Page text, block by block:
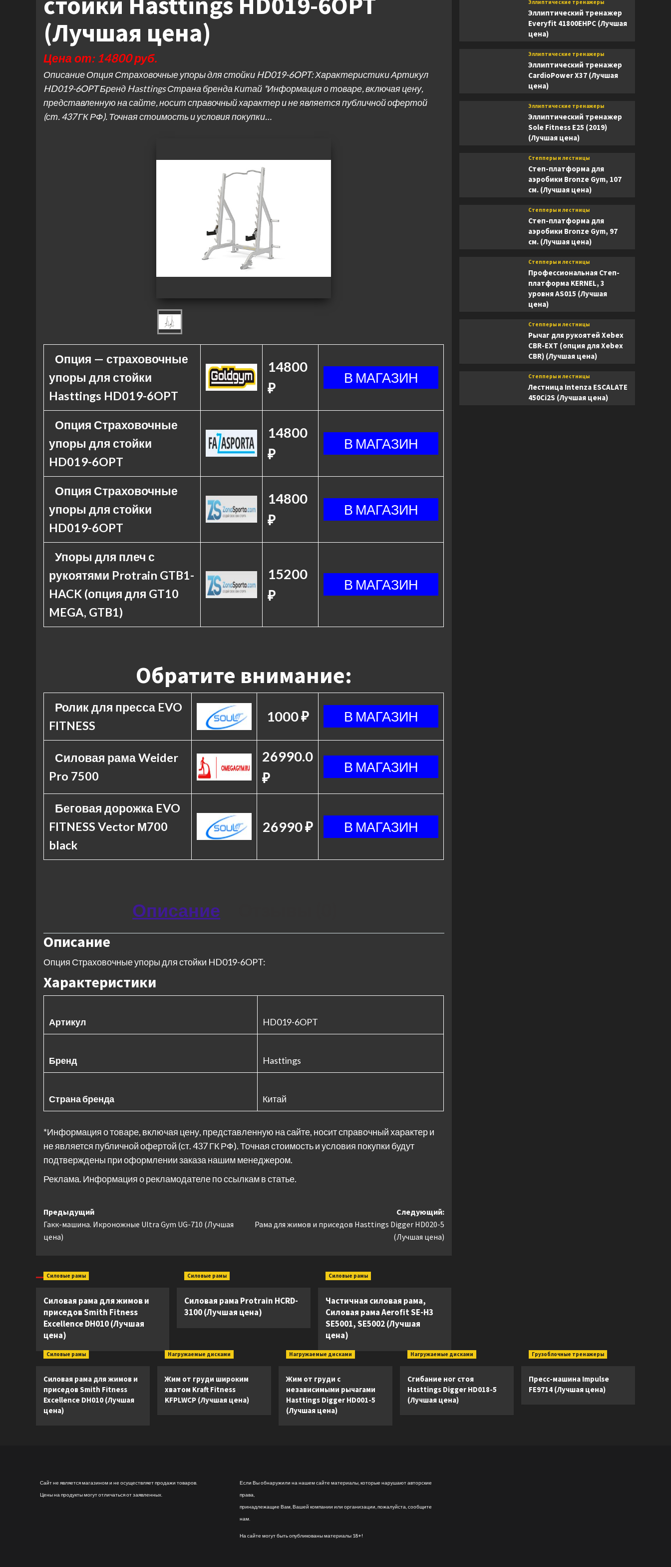
(Лучшая цена)
Цена от: 14800 руб.
Описание Опция Страховочные упоры для стойки HD019-6OPT: Характеристики Артикул
HD019-6OPT Бренд Hasttings Страна бренда Китай *Информация о товаре, включая цену,
представленную на сайте, носит справочный характер и не является публичной офертой
(ст. 437 ГК РФ). Точная стоимость и условия покупки…
Опция — страховочные
упоры для стойки
Hasttings HD019-6OPT
14800
₽
Опция Страховочные
упоры для стойки
HD019-6OPT
14800
₽
Опция Страховочные
упоры для стойки
HD019-6OPT
14800
₽
Упоры для плеч с
рукоятями Protrain GTB1-
HACK (опция для GT10
MEGA, GTB1)
15200
₽
Обратите внимание:
Ролик для пресса EVO
FITNESS
1000 ₽
Силовая рама Weider
Pro 7500
26990.0
₽
Беговая дорожка EVO
FITNESS Vector М700
black
26990 ₽
Описание
Описание
Опция Страховочные упоры для стойки HD019-6OPT:
Характеристики
Артикул HD019-6OPT
Бренд Hasttings
Страна бренда Китай
*Информация о товаре, включая цену, представленную на сайте, носит справочный характер и
не является публичной офертой (ст. 437 ГК РФ). Точная стоимость и условия покупки будут
подтверждены при оформлении заказа нашим менеджером.
Реклама. Информация о рекламодателе по ссылкам в статье.
Навигация
записи
Предыдущий
Гакк-машина. Икроножные Ultra Gym UG-710 (Лучшая
цена)
Следующий:
Рама для жимов и приседов Hasttings Digger HD020-5
(Лучшая цена)
Силовые рамы
Силовая рама для жимов и
приседов Smith Fitness
Excellence DH010 (Лучшая
цена)
Силовые рамы
Силовая рама Protrain HCRD-
3100 (Лучшая цена)
Силовые рамы
Частичная силовая рама,
Силовая рама Aerofit SE-H3
SE5001, SE5002 (Лучшая
цена)
Эллиптические тренажеры
Эллиптический тренажер
Everyfit 41800EHPC (Лучшая
цена)
Эллиптические тренажеры
Эллиптический тренажер
CardioPower X37 (Лучшая
цена)
Эллиптические тренажеры
Эллиптический тренажер
Sole Fitness E25 (2019)
(Лучшая цена)
Степперы и лестницы
Степ-платформа для
аэробики Bronze Gym, 107
см. (Лучшая цена)
Степперы и лестницы
Степ-платформа для
аэробики Bronze Gym, 97
см. (Лучшая цена)
Степперы и лестницы
Профессиональная Степ-
платформа KERNEL, 3
уровня AS015 (Лучшая
цена)
Степперы и лестницы
Рычаг для рукоятей Xebex
CBR-EXT (опция для Xebex
CBR) (Лучшая цена)
Степперы и лестницы
Лестница Intenza ESCALATE
450Ci2S (Лучшая цена)
Силовые рамы
Силовая рама для жимов и
приседов Smith Fitness
Excellence DH010 (Лучшая
цена)
Нагружаемые дисками
Жим от груди широким
хватом Kraft Fitness
KFPLWCP (Лучшая цена)
Нагружаемые дисками
Жим от груди с
независимыми рычагами
Hasttings Digger HD001-5
(Лучшая цена)
Нагружаемые дисками
Сгибание ног стоя
Hasttings Digger HD018-5
(Лучшая цена)
Грузоблочные тренажеры
Пресс-машина Impulse
FE9714 (Лучшая цена)
Сайт не является магазином и не осуществляет продажи товаров.
Цены на продукты могут отличаться от заявленных.
Если Вы обнаружили на нашем сайте материалы, которые нарушают авторские
права,
принадлежащие Вам, Вашей компании или организации, пожалуйста, сообщите
нам.
На сайте могут быть опубликованы материалы 18+!